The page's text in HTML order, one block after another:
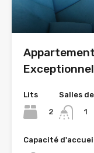
Exceptionnel
Lits
2
Salles
1
Capacité